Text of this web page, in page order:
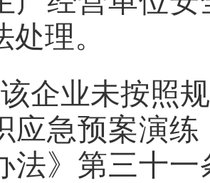
处理。
该企业未按照
应急预案演练
法》第三十